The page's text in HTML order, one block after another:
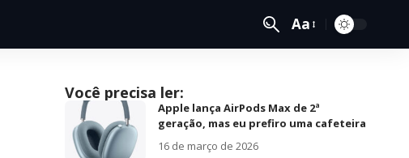
Aa
Você precisa ler:
Apple lança AirPods Max de 2ª
geração, mas eu prefiro uma cafeteira
16 de março de 2026